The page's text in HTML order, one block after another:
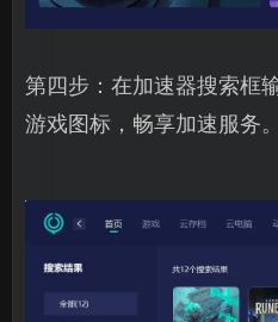
第四步：在加速器搜索框
游戏图标，畅享加速服务。